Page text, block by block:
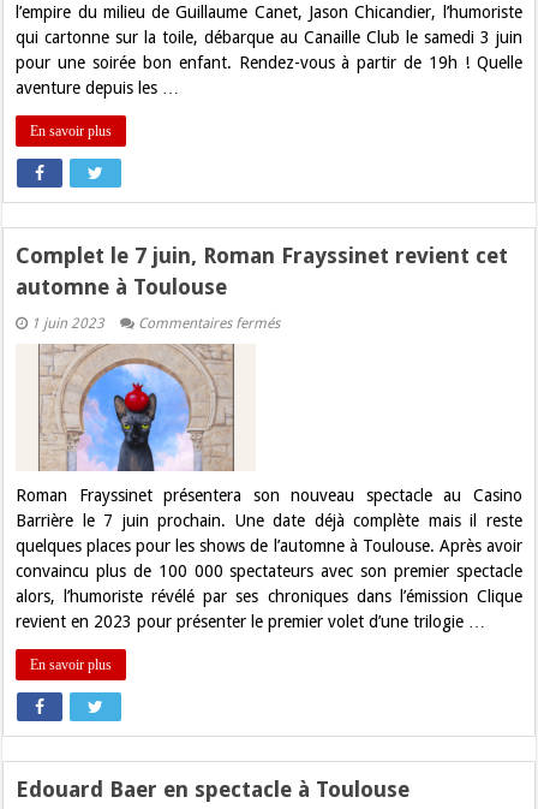
l’empire du milieu de Guillaume Canet, Jason Chicandier, l’humoriste
qui cartonne sur la toile, débarque au Canaille Club le samedi 3 juin
pour une soirée bon enfant. Rendez-vous à partir de 19h ! Quelle
aventure depuis les …
En savoir plus
Complet le 7 juin, Roman Frayssinet revient cet
automne à Toulouse
1 juin 2023 Commentaires ferméssur
Toulouse
Roman Frayssinet présentera son nouveau spectacle au Casino
Barrière le 7 juin prochain. Une date déjà complète mais il reste
quelques places pour les shows de l’automne à Toulouse. Après avoir
convaincu plus de 100 000 spectateurs avec son premier spectacle
alors, l’humoriste révélé par ses chroniques dans l’émission Clique
revient en 2023 pour présenter le premier volet d’une trilogie …
En savoir plus
Edouard Baer en spectacle à Toulouse